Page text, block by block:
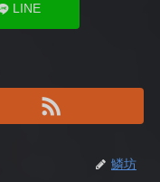
LINE
鱗坊